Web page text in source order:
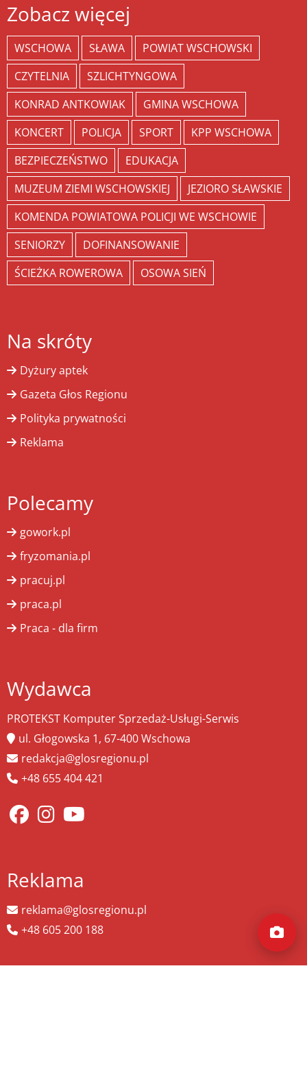
Zobacz więcej
WSCHOWA SŁAWA
POWIAT WSCHOWSKI
CZYTELNIA
SZLICHTYNGOWA
KONRAD ANTKOWIAK
GMINA WSCHOWA
KONCERT
POLICJA SPORT
KPP WSCHOWA
BEZPIECZEŃSTWO
EDUKACJA
MUZEUM ZIEMI WSCHOWSKIEJ
JEZIORO SŁAWSKIE
KOMENDA POWIATOWA POLICJI WE WSCHOWIE
SENIORZY
DOFINANSOWANIE
ŚCIEŻKA ROWEROWA
OSOWA SIEŃ
Na skróty
Dyżury aptek
Gazeta Głos Regionu
Polityka prywatności
Reklama
Polecamy
gowork.pl
fryzomania.pl
pracuj.pl
praca.pl
Praca - dla firm
Wydawca
PROTEKST Komputer Sprzedaż-Usługi-Serwis
ul. Głogowska 1, 67-400 Wschowa
redakcja@glosregionu.pl
+48 655 404 421
Reklama
reklama@glosregionu.pl
+48 605 200 188